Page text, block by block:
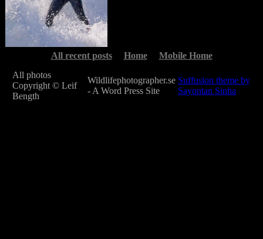
All recent posts Home
Mobile Home
All photos
Copyright © Leif
Bength
Wildlifephotographer.se
- A Word Press Site
Suffusion theme by
Sayontan Sinha